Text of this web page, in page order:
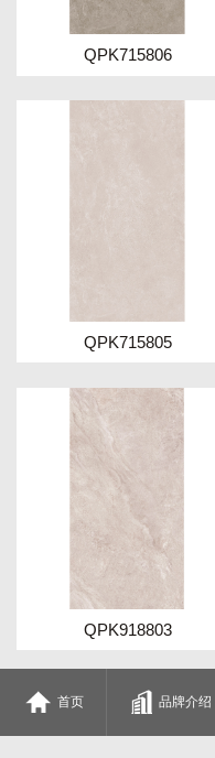
QPK715806
QPK715805
QPK918803
上一页
首页 品牌介绍